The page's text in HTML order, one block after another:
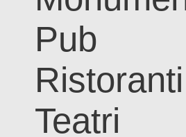
Pub
Ristoranti
Teatri